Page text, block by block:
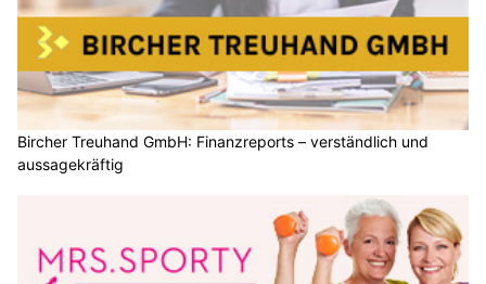
Bircher Treuhand GmbH: Finanzreports – verständlich und
aussagekräftig